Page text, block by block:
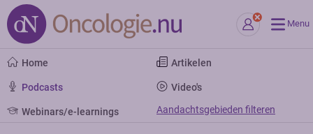
Menu
Home Artikelen
Podcasts Video's
Webinars/e-learnings Aandachtsgebieden filteren